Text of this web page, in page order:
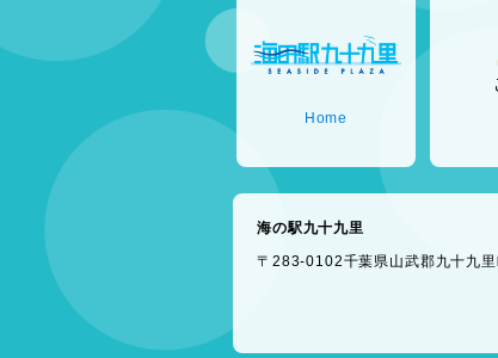
Home
海の駅九十九里
〒283-0102千葉県山武郡九十